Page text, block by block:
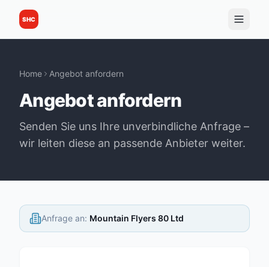
SHC
Home Angebot anfordern
Angebot anfordern
Senden Sie uns Ihre unverbindliche Anfrage –
wir leiten diese an passende Anbieter weiter.
Anfrage an: Mountain Flyers 80 Ltd